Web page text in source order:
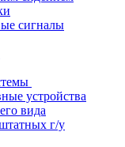
сигналы
устройства
вида
г/у